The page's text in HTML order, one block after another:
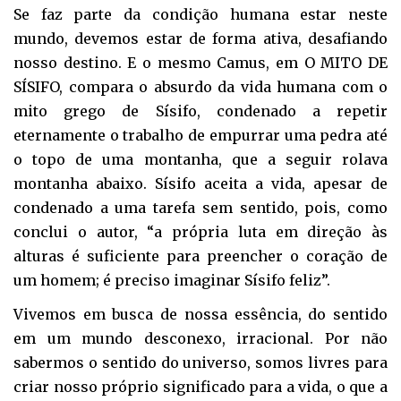
Se faz parte da condição humana estar neste
mundo, devemos estar de forma ativa, desafiando
nosso destino. E o mesmo Camus, em O MITO DE
SÍSIFO, compara o absurdo da vida humana com o
mito grego de Sísifo, condenado a repetir
eternamente o trabalho de empurrar uma pedra até
o topo de uma montanha, que a seguir rolava
montanha abaixo. Sísifo aceita a vida, apesar de
condenado a uma tarefa sem sentido, pois, como
conclui o autor, “a própria luta em direção às
alturas é suficiente para preencher o coração de
um homem; é preciso imaginar Sísifo feliz”.
Vivemos em busca de nossa essência, do sentido
em um mundo desconexo, irracional. Por não
sabermos o sentido do universo, somos livres para
criar nosso próprio significado para a vida, o que a